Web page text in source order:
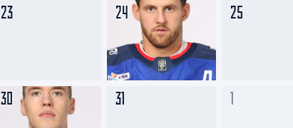
23 24 25
30 31 1